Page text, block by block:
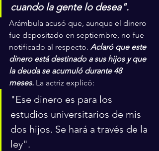
cuando la gente lo desea".
Arámbula acusó que, aunque el dinero
fue depositado en septiembre, no fue
notificado al respecto. Aclaró que este
dinero está destinado a sus hijos y que
la deuda se acumuló durante 48
meses. La actriz explicó:
"Ese dinero es para los
estudios universitarios de mis
dos hijos. Se hará a través de la
ley".